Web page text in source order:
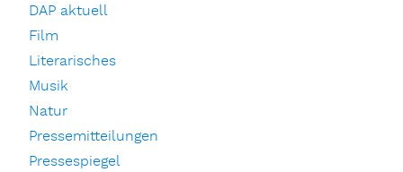
DAP aktuell
Film
Literarisches
Musik
Natur
Pressemitteilungen
Pressespiegel